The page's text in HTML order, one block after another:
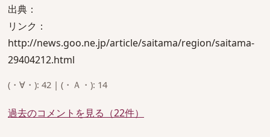
出典：
リンク：
http://news.goo.ne.jp/article/saitama/region/saitama-
29404212.html
(・∀・): 42 | (・Ａ・): 14
過去のコメントを見る（22件）